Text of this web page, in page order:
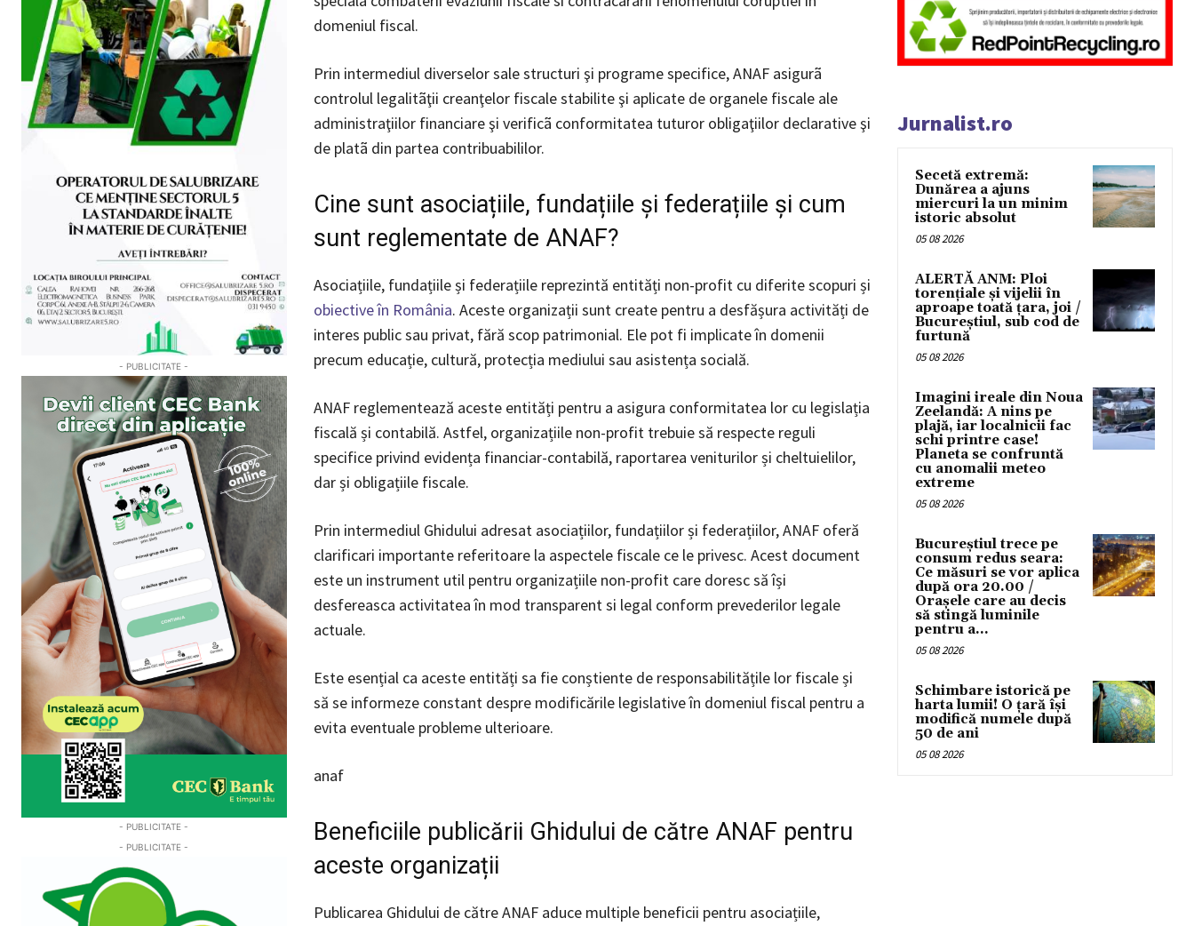
- PUBLICITATE -
- PUBLICITATE -
- PUBLICITATE -
domeniul fiscal.
Prin intermediul diverselor sale structuri şi programe specifice, ANAF asigurã
controlul legalitãţii creanţelor fiscale stabilite şi aplicate de organele fiscale ale
administraţiilor financiare şi verificã conformitatea tuturor obligaţiilor declarative şi
de platã din partea contribuabililor.
Cine sunt asociațiile, fundațiile și federațiile și cum
sunt reglementate de ANAF?
Asociațiile, fundațiile și federațiile reprezintă entități non-profit cu diferite scopuri și
obiective în România. Aceste organizații sunt create pentru a desfășura activități de
interes public sau privat, fără scop patrimonial. Ele pot fi implicate în domenii
precum educație, cultură, protecția mediului sau asistența socială.
ANAF reglementează aceste entități pentru a asigura conformitatea lor cu legislația
fiscală și contabilă. Astfel, organizațiile non-profit trebuie să respecte reguli
specifice privind evidența financiar-contabilă, raportarea veniturilor și cheltuielilor,
dar și obligațiile fiscale.
Prin intermediul Ghidului adresat asociațiilor, fundațiilor și federațiilor, ANAF oferă
clarificari importante referitoare la aspectele fiscale ce le privesc. Acest document
este un instrument util pentru organizațiile non-profit care doresc să își
desfereasca activitatea în mod transparent si legal conform prevederilor legale
actuale.
Este esențial ca aceste entități sa fie conștiente de responsabilitățile lor fiscale și
să se informeze constant despre modificările legislative în domeniul fiscal pentru a
evita eventuale probleme ulterioare.
anaf
Beneficiile publicării Ghidului de către ANAF pentru
aceste organizații
Publicarea Ghidului de către ANAF aduce multiple beneficii pentru asociațiile,
Jurnalist.ro
Secetă extremă:
Dunărea a ajuns
miercuri la un minim
istoric absolut
05 08 2026
ALERTĂ ANM: Ploi
torențiale și vijelii în
aproape toată țara, joi /
Bucureștiul, sub cod de
furtună
05 08 2026
Imagini ireale din Noua
Zeelandă: A nins pe
plajă, iar localnicii fac
schi printre case!
Planeta se confruntă
cu anomalii meteo
extreme
05 08 2026
Bucureștiul trece pe
consum redus seara:
Ce măsuri se vor aplica
după ora 20.00 /
Orașele care au decis
să stingă luminile
pentru a...
05 08 2026
Schimbare istorică pe
harta lumii! O țară își
modifică numele după
50 de ani
05 08 2026